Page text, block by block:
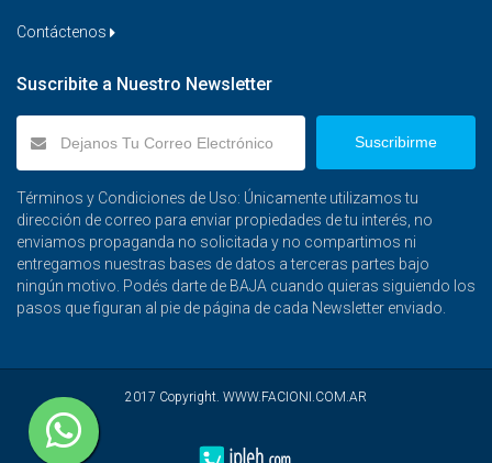
Contáctenos
Suscribite a Nuestro Newsletter
Suscribirme
Términos y Condiciones de Uso: Únicamente utilizamos tu
dirección de correo para enviar propiedades de tu interés, no
enviamos propaganda no solicitada y no compartimos ni
entregamos nuestras bases de datos a terceras partes bajo
ningún motivo. Podés darte de BAJA cuando quieras siguiendo los
pasos que figuran al pie de página de cada Newsletter enviado.
2017 Copyright. WWW.FACIONI.COM.AR